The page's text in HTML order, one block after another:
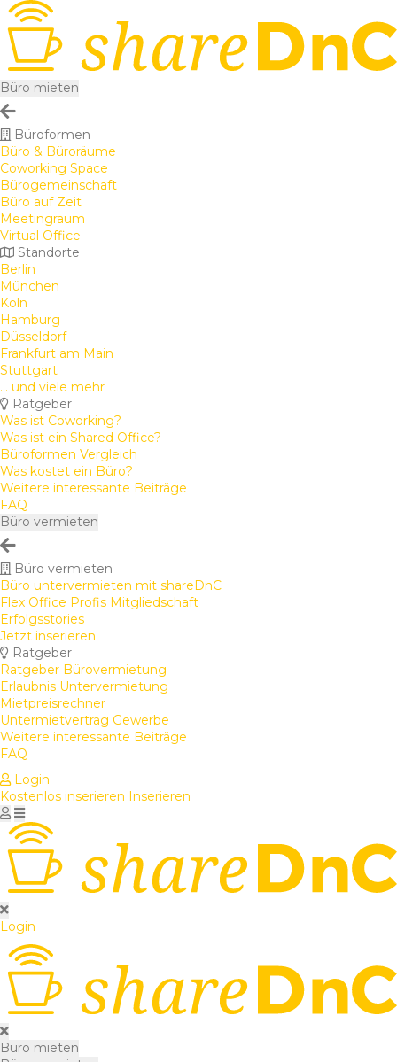
Büro mieten
Büroformen
Büro & Büroräume
Coworking Space
Bürogemeinschaft
Büro auf Zeit
Meetingraum
Virtual Office
Standorte
Berlin
München
Köln
Hamburg
Düsseldorf
Frankfurt am Main
Stuttgart
... und viele mehr
Ratgeber
Was ist Coworking?
Was ist ein Shared Office?
Büroformen Vergleich
Was kostet ein Büro?
Weitere interessante Beiträge
FAQ
Büro vermieten
Büro vermieten
Büro untervermieten mit shareDnC
Flex Office Profis Mitgliedschaft
Erfolgsstories
Jetzt inserieren
Ratgeber
Ratgeber Bürovermietung
Erlaubnis Untervermietung
Mietpreisrechner
Untermietvertrag Gewerbe
Weitere interessante Beiträge
FAQ
Login
Kostenlos inserieren Inserieren
Login
Büro mieten